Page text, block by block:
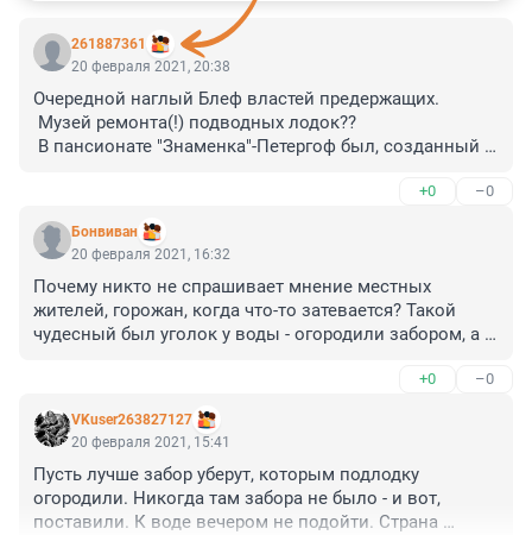
261887361
20 февраля 2021, 20:38
Очередной наглый Блеф властей предержащих.
Музей ремонта(!) подводных лодок??
В пансионате "Знаменка"-Петергоф был, созданный
подлинное:фото,экспонаты и сами руки ещё живых
участников...
Уничтожили. Так же как 2"(дважды) уничтожили
музей "блокадного Ленинграда" и великолепный
Музей Российского Флота.
НО, ремонт лодки (!) сохраним на века?
+0 –0
Бонвиван
20 февраля 2021, 16:32
Почему никто не спрашивает мнение местных
жителей, горожан, когда что-то затевается? Такой
чудесный был уголок у воды - огородили забором, а
Не везет Гавани - одно название осталось. То
ковидные бараки в Ленэкспо, то вот это... Где гулять-
то? Где у воды посидеть, закатом полюбоваться?..
+0 –0
VKuser263827127
20 февраля 2021, 15:41
Пусть лучше забор уберут, которым подлодку
огородили. Никогда там забора не было - и вот,
поставили. К воде вечером не подойти. Страна